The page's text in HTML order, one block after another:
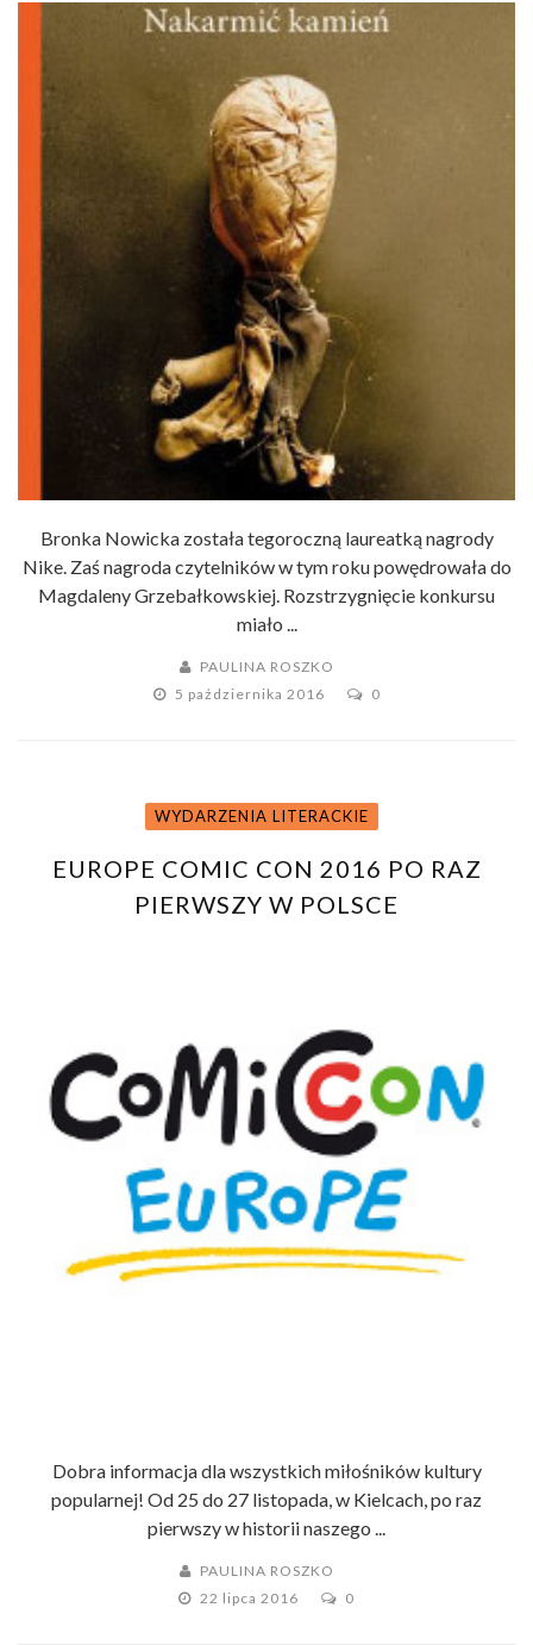
Bronka Nowicka została tegoroczną laureatką nagrody
Nike. Zaś nagroda czytelników w tym roku powędrowała do
Magdaleny Grzebałkowskiej. Rozstrzygnięcie konkursu
miało ...
PAULINA ROSZKO
5 października 2016
0
WYDARZENIA LITERACKIE
EUROPE COMIC CON 2016 PO RAZ
PIERWSZY W POLSCE
Dobra informacja dla wszystkich miłośników kultury
popularnej! Od 25 do 27 listopada, w Kielcach, po raz
pierwszy w historii naszego ...
PAULINA ROSZKO
22 lipca 2016
0